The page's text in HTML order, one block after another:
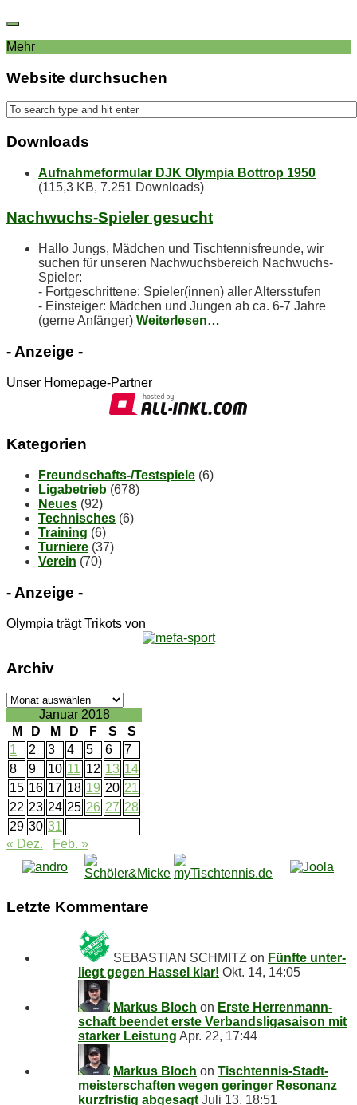
Mehr
Web­site durchsuchen
Down­loads
Aufnahmeformular DJK Olympia Bottrop 1950
(115,3 KB, 7.251 Downloads)
Nach­wuchs-Spie­ler gesucht
Hallo Jungs, Mädchen und Tischtennisfreunde, wir
suchen für unseren Nachwuchsbereich Nachwuchs-
Spieler:
- Fortgeschrittene: Spieler(innen) aller Altersstufen
- Einsteiger: Mädchen und Jungen ab ca. 6-7 Jahre
(gerne Anfänger) Weiterlesen…
- An­zei­ge -
Unser Homepage-Partner
Ka­te­go­rien
Freundschafts-/Testspiele (6)
Ligabetrieb (678)
Neues (92)
Technisches (6)
Training (6)
Turniere (37)
Verein (70)
- An­zei­ge -
Olympia trägt Trikots von
Ar­chiv
Ar­
Januar 2018
M
D M D F S
S
1
2 3 4 5 6
7
8
9 10 11 12 13 14
15 16 17 18 19 20 21
22 23 24 25 26 27 28
29 30 31
« Dez.
Feb. »
Letz­te Kommentare
SEBASTIAN SCHMITZ on Fünf­te un­ter­
liegt ge­gen Has­sel klar! Okt. 14, 14:05
Markus Bloch on Ers­te Her­ren­mann­
schaft be­en­det ers­te Ver­bands­li­ga­sai­son mit
star­ker Leistung Apr. 22, 17:44
Markus Bloch on Tisch­ten­nis-Stadt­
meis­ter­schaf­ten we­gen ge­rin­ger Re­so­nanz
kurz­fris­tig abgesagt Juli 13, 18:51